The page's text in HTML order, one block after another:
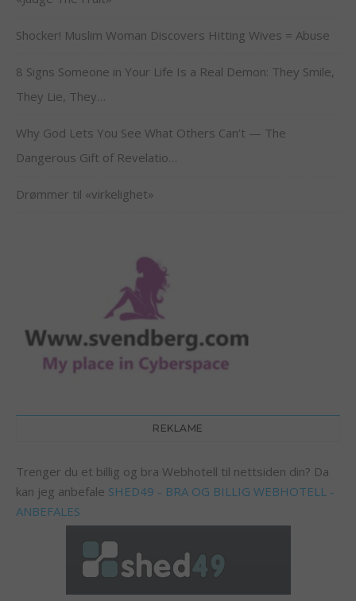
Shocker! Muslim Woman Discovers Hitting Wives = Abuse
8 Signs Someone in Your Life Is a Real Demon: They Smile,
They Lie, They…
Why God Lets You See What Others Can’t — The
Dangerous Gift of Revelatio…
Drømmer til «virkelighet»
REKLAME
Trenger du et billig og bra Webhotell til nettsiden din? Da
kan jeg anbefale SHED49 - BRA OG BILLIG WEBHOTELL -
ANBEFALES